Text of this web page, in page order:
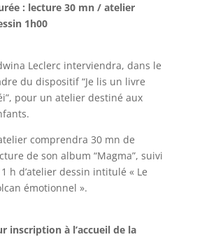
: lecture 30 mn / atelier
1h00
Leclerc interviendra, dans le
du dispositif “Je lis un livre
pour un atelier destiné aux
comprendra 30 mn de
de son album “Magma”, suivi
1 h d’atelier dessin intitulé « Le
émotionnel ».
inscription à l’accueil de la